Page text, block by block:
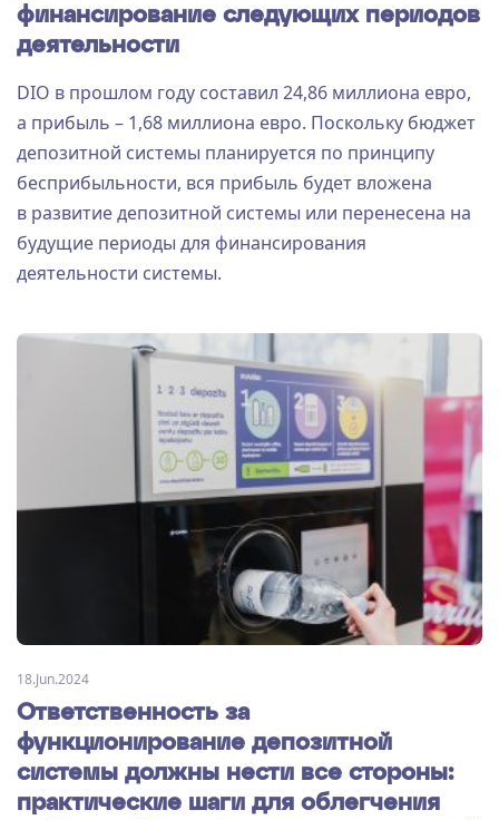
финансирование следующих периодов
деятельности
DIO в прошлом году составил 24,86 миллиона евро,
а прибыль – 1,68 миллиона евро. Поскольку бюджет
депозитной системы планируется по принципу
бесприбыльности, вся прибыль будет вложена
в развитие депозитной системы или перенесена на
будущие периоды для финансирования
деятельности системы.
18.Jun.2024
Ответственность за
функционирование депозитной
системы должны нести все стороны:
практические шаги для облегчения